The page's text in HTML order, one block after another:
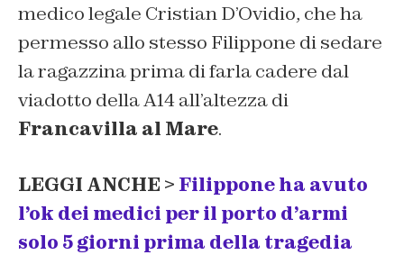
medico legale Cristian D’Ovidio, che ha
permesso allo stesso Filippone di sedare
la ragazzina prima di farla cadere dal
viadotto della A14 all’altezza di
Francavilla al Mare.
LEGGI ANCHE > Filippone ha avuto
l’ok dei medici per il porto d’armi
solo 5 giorni prima della tragedia